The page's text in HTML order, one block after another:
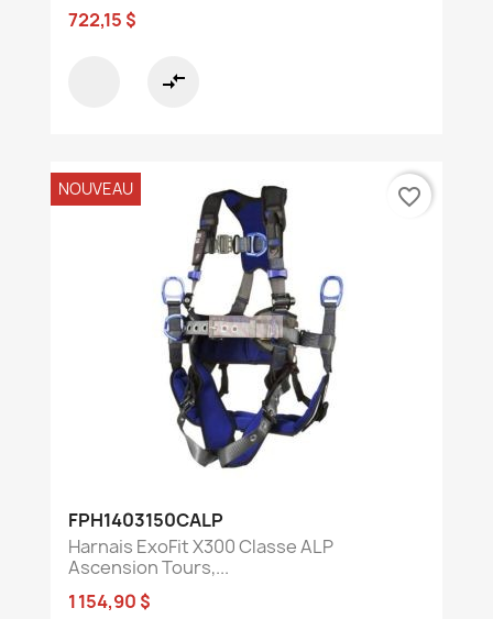
722,15 $
compare_arrows
FPH1403150CALP
Harnais ExoFit X300 Classe ALP
Ascension Tours,...
1 154,90 $
NOUVEAU favorite_border